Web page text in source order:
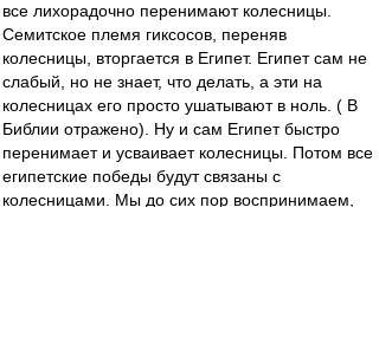
все лихорадочно перенимают колесницы.
Семитское племя гиксосов, переняв
колесницы, вторгается в Египет. Египет сам не
слабый, но не знает, что делать, а эти на
колесницах его просто ушатывают в ноль. ( В
Библии отражено). Ну и сам Египет быстро
перенимает и усваивает колесницы. Потом все
египетские победы будут связаны с
колесницами. Мы до сих пор воспринимаем,